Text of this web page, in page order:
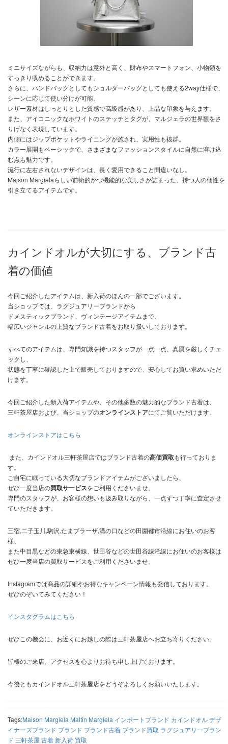
ミニサイズながらも、収納力は意外と高く、財布やスマートフォン、小物類を
すっきり収めることができます。
さらに、ハンドバッグとしてもショルダーバッグとしても使える2way仕様で、
シーンに応じて使い分けが可能。
レザー素材はしっとりとした質感で高級感があり、上品な印象を与えます。
また、アイコニックなホワイトのステッチとタグが、マルジェラの世界観をさ
りげなく表現しています。
内側にはジップポケットやライニングが施され、実用性も抜群。
カラー展開もベーシックで、さまざまなファッションスタイルに自然に溶け込
む点も魅力です。
流行に左右されないデザインは、長く愛用できること間違いなし。
Maison Margielaらしい前衛的かつ機能的な美しさが詰まった、持つ人の個性を
引き立てるアイテムです。
カインドオルが大切にする、ブランド古
着の価値
今回ご紹介したアイテムは、新入荷のほんの一部でございます。
当ショップでは、ラグジュアリーブランドから
ドメスティックブランド、ヴィンテージアイテムまで、
幅広いジャンルの上質なブランド古着をお取り扱いしております。
すべてのアイテムは、専門知識を持つスタッフが一点一点、真贋を厳しくチェ
ックし、
状態を丁寧に確認した上で販売しておりますので、安心してお買い求めいただ
けます。
今回ご紹介した新入荷アイテムや、その他多数の魅力的なブランド古着は、
三軒茶屋店および、当ショップのオンラインストアにてご覧いただけます。
オンラインストアはこちら
また、カインドオル三軒茶屋店ではブランド古着の高価買取も行っておりま
す。
ご自宅に眠っている大切なブランドアイテムがございましたら、
ぜひ一度当店の買取サービスをご利用くださいませ。
専門のスタッフが、お客様の想いも汲み取りながら、一点ずつ丁寧に査定させ
ていただきます。
三宿,二子玉川,駒沢,たまプラーザ,溝の口などの田園都市沿線にお住いのお客
様、
また中目黒などの東急東横線、世田谷などの世田谷線沿線にお住いのお客様は
ぜひ一度当店の買取サービスをご利用くださいませ。
Instagramでは商品の詳細やお得なキャンペーン情報も発信しております。
ぜひのぞいてみてください！
インスタグラムはこちら
ぜひこの機会に、お近くにお越しの際は三軒茶屋店へお立ち寄りください。
皆様のご来店、アクセスを心よりお待ち申し上げております。
今後ともカインドオル三軒茶屋店をどうぞよろしくお願いいたします。
Tags:Maison Margiela Maltin Margiela インポートブランド カインドオルデザ
イナーズブランド ブランド ブランド古着 ブランド買取 ラグジュアリーブラン
ド 三軒茶屋 古着新入荷 買取